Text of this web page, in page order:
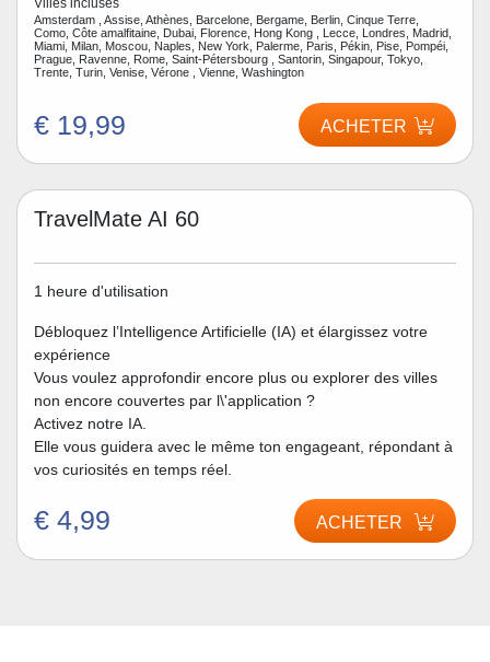
Amsterdam , Assise, Athènes, Barcelone, Bergame, Berlin, Cinque Terre,
Como, Côte amalfitaine, Dubai, Florence, Hong Kong , Lecce, Londres, Madrid,
Miami, Milan, Moscou, Naples, New York, Palerme, Paris, Pékin, Pise, Pompéi,
Prague, Ravenne, Rome, Saint-Pétersbourg , Santorin, Singapour, Tokyo,
Trente, Turin, Venise, Vérone , Vienne, Washington
€ 19,99 ACHETER
TravelMate AI 60
1 heure d'utilisation
Débloquez l’Intelligence Artificielle (IA) et élargissez votre
expérience
Vous voulez approfondir encore plus ou explorer des villes
non encore couvertes par l\'application ?
Activez notre IA.
Elle vous guidera avec le même ton engageant, répondant à
vos curiosités en temps réel.
€ 4,99 ACHETER